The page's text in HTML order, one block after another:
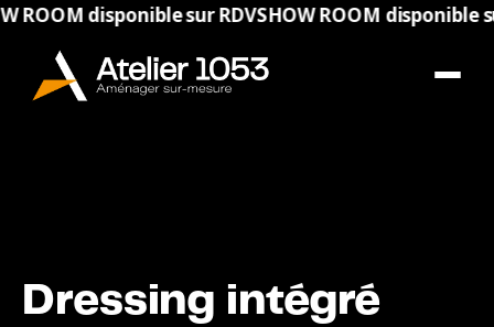
disponible sur RDVSHOW ROOM disponible sur RDV
Dressing intégré